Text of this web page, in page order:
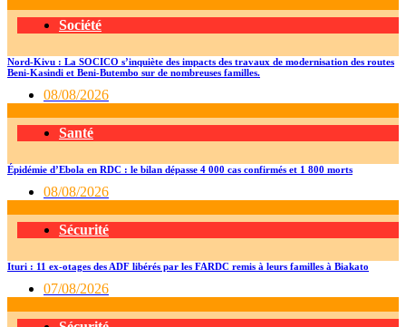
Société
Nord-Kivu : La SOCICO s’inquiète des impacts des travaux de modernisation des routes
Beni-Kasindi et Beni-Butembo sur de nombreuses familles.
08/08/2026
Santé
Épidémie d’Ebola en RDC : le bilan dépasse 4 000 cas confirmés et 1 800 morts
08/08/2026
Sécurité
Ituri : 11 ex-otages des ADF libérés par les FARDC remis à leurs familles à Biakato
07/08/2026